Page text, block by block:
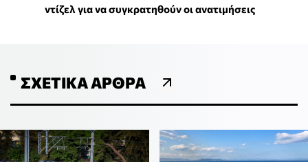
ντίζελ για να συγκρατηθούν οι ανατιμήσεις
ΣΧΕΤΙΚΆ ΆΡΘΡΑ